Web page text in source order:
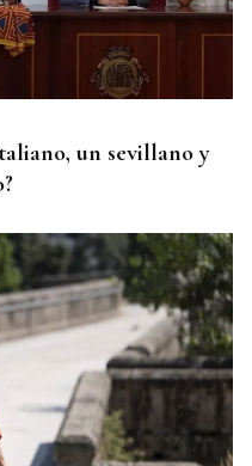
de España está en
qué hacer y cómo
un sevillano y